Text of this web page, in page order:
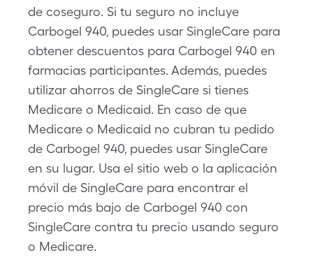
de coseguro. Si tu seguro no incluye
Carbogel 940, puedes usar SingleCare para
obtener descuentos para Carbogel 940 en
farmacias participantes. Además, puedes
utilizar ahorros de SingleCare si tienes
Medicare o Medicaid. En caso de que
Medicare o Medicaid no cubran tu pedido
de Carbogel 940, puedes usar SingleCare
en su lugar. Usa el sitio web o la aplicación
móvil de SingleCare para encontrar el
precio más bajo de Carbogel 940 con
SingleCare contra tu precio usando seguro
o Medicare.